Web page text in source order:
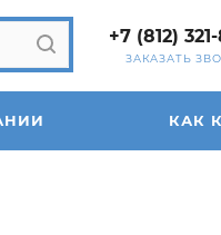
+7 (812)
ЗАКАЗАТЬ
КАК